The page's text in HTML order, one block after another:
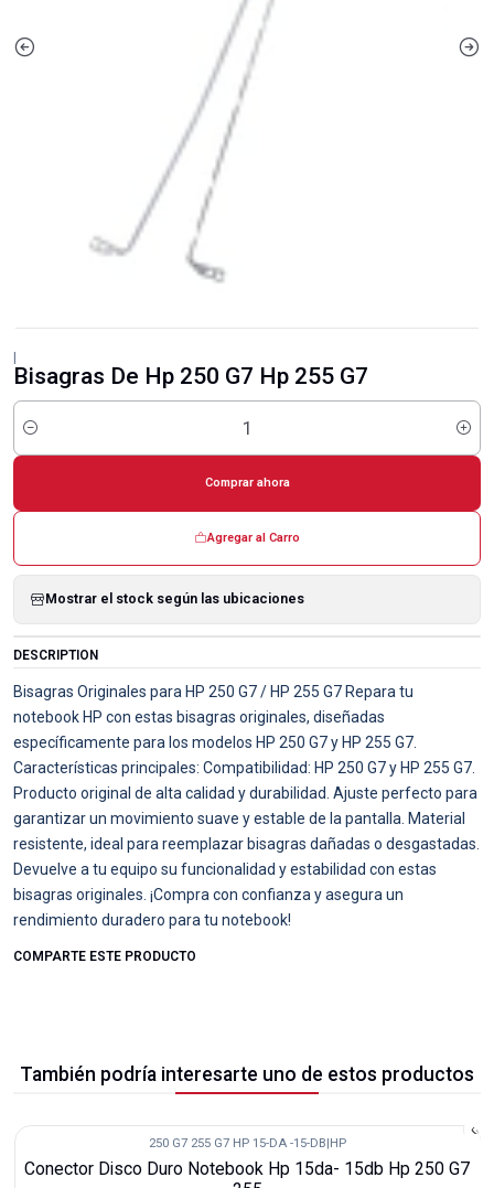
Bisagras De Hp 250 G7 Hp 255 G7
Cantidad
Agregar al Carro
Comprar ahora
Mostrar el stock según las ubicaciones
DESCRIPTION
Bisagras Originales para HP 250 G7 / HP 255 G7 Repara tu
notebook HP con estas bisagras originales, diseñadas
específicamente para los modelos HP 250 G7 y HP 255 G7.
Características principales: Compatibilidad: HP 250 G7 y HP 255 G7.
Producto original de alta calidad y durabilidad. Ajuste perfecto para
garantizar un movimiento suave y estable de la pantalla. Material
resistente, ideal para reemplazar bisagras dañadas o desgastadas.
Devuelve a tu equipo su funcionalidad y estabilidad con estas
bisagras originales. ¡Compra con confianza y asegura un
rendimiento duradero para tu notebook!
COMPARTE ESTE PRODUCTO
También podría interesarte uno de estos productos
250 G7 255 G7 HP 15-DA -15-DB|HP
Conector Disco Duro Notebook Hp 15da- 15db Hp 250 G7